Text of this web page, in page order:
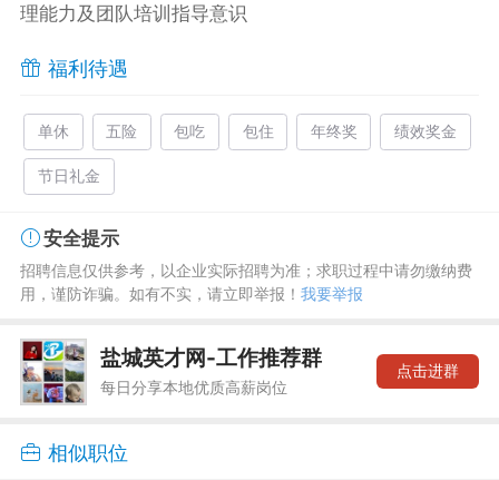
理能力及团队培训指导意识
福利待遇
单休 五险 包吃 包住 年终奖 绩效奖金
节日礼金
安全提示
招聘信息仅供参考，以企业实际招聘为准；求职过程中请勿缴纳费
用，谨防诈骗。如有不实，请立即举报！ 我要举报
盐城英才网-工作推荐群
每日分享本地优质高薪岗位
点击进群
相似职位